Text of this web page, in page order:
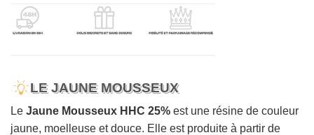
LE JAUNE MOUSSEUX
Le Jaune Mousseux HHC 25% est une résine de couleur
jaune, moelleuse et douce. Elle est produite à partir de